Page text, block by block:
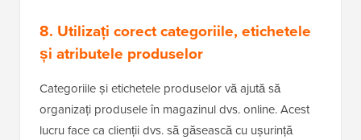
8. Utilizați corect categoriile, etichetele
și atributele produselor
Categoriile și etichetele produselor vă ajută să
organizați produsele în magazinul dvs. online. Acest
lucru face ca clienții dvs. să găsească cu ușurință